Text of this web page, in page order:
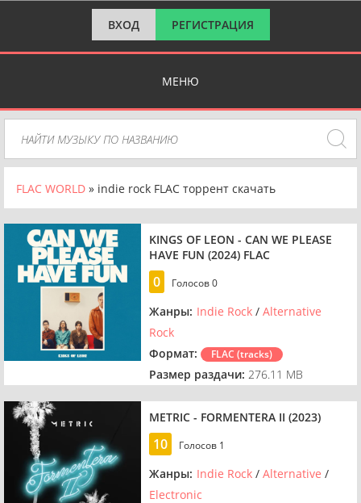
ВХОД РЕГИСТРАЦИЯ
МЕНЮ
FLAC WORLD » indie rock FLAC торрент скачать
KINGS OF LEON - CAN WE PLEASE
HAVE FUN (2024) FLAC
0 Голосов0
Жанры: Indie Rock / Alternative
Rock
Формат:
FLAC (tracks)
Размер раздачи: 276.11 MB
METRIC - FORMENTERA II (2023)
10 Голосов 1
Жанры: Indie Rock / Alternative /
Electronic